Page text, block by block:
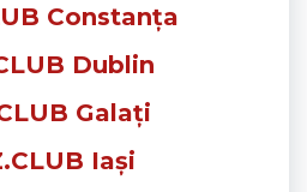
Constanța
Dublin
Galați
Iași